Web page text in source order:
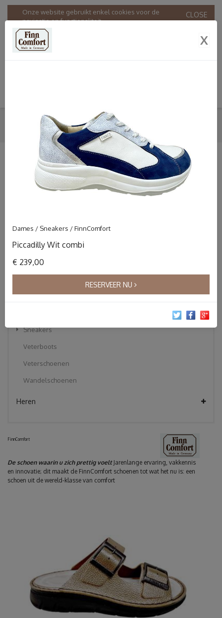
CLOSE
Onze website gebruikt enkel cookies voor de
navigatie en functionaliteit.
Door onze website te gebruiken stemt u in met ons
gebruik van cookies in overeenstemming met onze
Privacy & Cookie policy
SHOP DAMES FINNCOMFORT
SHOP
Instapper
Klittebandschoenen
Korte laarzen
Sandalen
Sneakers
Veterboots
Veterschoenen
Wandelschoenen
Heren
FinnComfort
De schoen waarin u zich prettig voeltJarenlange ervaring, vakkennis
en innovatie; dit maakt de FinnComfort schoenen tot wat het nu is: een
schoen uit de wereld-klasse van comfort
X
Dames / Sneakers / FinnComfort
Piccadilly Wit combi
€ 239,00
RESERVEER NU